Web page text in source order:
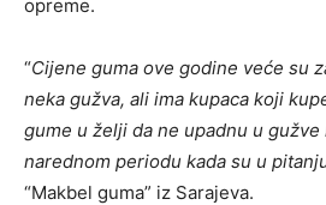
opreme.
“Cijene guma ove godine veće su
neka gužva, ali ima kupaca koji
gume u želji da ne upadnu u
narednom periodu kada su u
“Makbel guma” iz Sarajeva.